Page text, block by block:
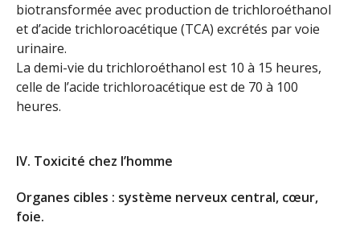
biotransformée avec production de trichloroéthanol
et d’acide trichloroacétique (TCA) excrétés par voie
urinaire.
La demi-vie du trichloroéthanol est 10 à 15 heures,
celle de l’acide trichloroacétique est de 70 à 100
heures.
IV. Toxicité chez l’homme
Organes cibles : système nerveux central, cœur,
foie.